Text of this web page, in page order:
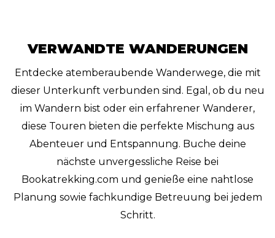
VERWANDTE WANDERUNGEN
Entdecke atemberaubende Wanderwege, die mit
dieser Unterkunft verbunden sind. Egal, ob du neu
im Wandern bist oder ein erfahrener Wanderer,
diese Touren bieten die perfekte Mischung aus
Abenteuer und Entspannung. Buche deine
nächste unvergessliche Reise bei
Bookatrekking.com und genieße eine nahtlose
Planung sowie fachkundige Betreuung bei jedem
Schritt.